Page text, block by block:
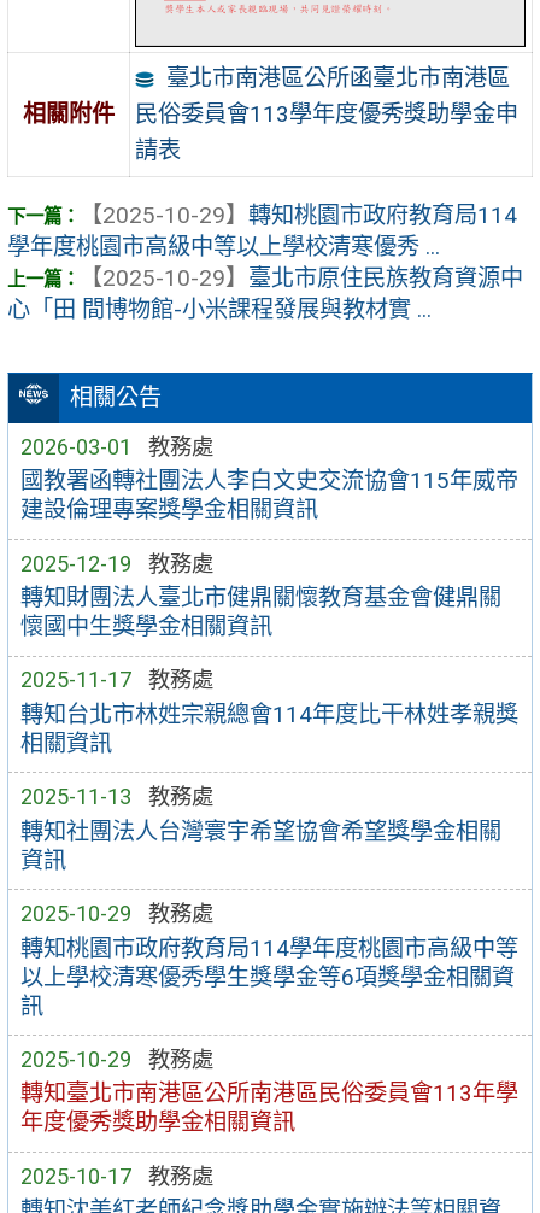
相關公告
2026-03-01 教務處
國教署函轉社團法人李白文史交流協會115年威帝
建設倫理專案獎學金相關資訊
2025-12-19 教務處
轉知財團法人臺北市健鼎關懷教育基金會健鼎關
懷國中生獎學金相關資訊
2025-11-17 教務處
轉知台北市林姓宗親總會114年度比干林姓孝親獎
相關資訊
2025-11-13 教務處
轉知社團法人台灣寰宇希望協會希望獎學金相關
資訊
2025-10-29 教務處
轉知桃園市政府教育局114學年度桃園市高級中等
以上學校清寒優秀學生獎學金等6項獎學金相關資
訊
2025-10-29 教務處
轉知臺北市南港區公所南港區民俗委員會113年學
年度優秀獎助學金相關資訊
2025-10-17 教務處
相關附件
臺北市南港區公所函臺北市南港區
民俗委員會113學年度優秀獎助學金申
請表
【2025-10-29】 轉知桃園市政府教育局114
學年度桃園市高級中等以上學校清寒優秀 ...
【2025-10-29】 臺北市原住民族教育資源中
心「田 間博物館-小米課程發展與教材實 ...